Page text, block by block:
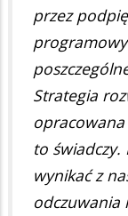
przez
Strategia
to świadczy.
wynikać z
odczuwania